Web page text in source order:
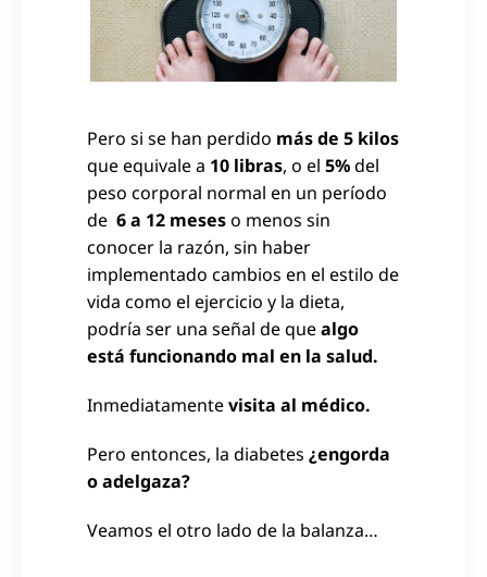
Pero si se han perdido más de 5 kilos
que equivale a 10 libras, o el 5%del
peso corporal normal en un período
de 6 a 12 meseso menos sin
conocer la razón, sin haber
implementado cambios en el estilo de
vida como el ejercicio y la dieta,
podría ser una señal de quealgo
está funcionando mal en la salud.
Inmediatamentevisita al médico.
Pero entonces, la diabetes ¿engorda
o adelgaza?
Veamos el otro lado de la balanza…